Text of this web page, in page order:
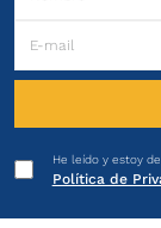
He leído y estoy
Política de